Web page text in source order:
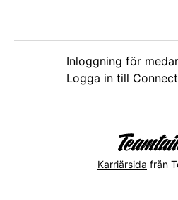
Inloggning för
Logga in till Connect
Karriärsida från